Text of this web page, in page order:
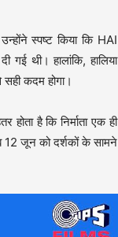
स्पष्ट किया कि HAI
थी। हालांकि, हालिया
कदम होगा।
है कि निर्माता एक ही
12 जून को दर्शकों के सामने